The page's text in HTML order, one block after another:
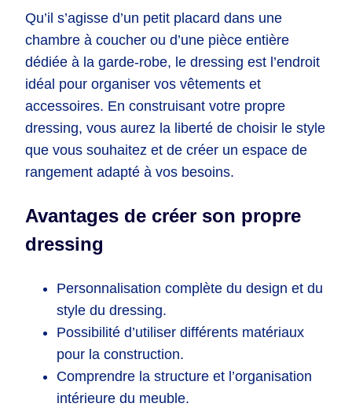
Qu’il s’agisse d’un petit placard dans une
chambre à coucher ou d’une pièce entière
dédiée à la garde-robe, le dressing est l’endroit
idéal pour organiser vos vêtements et
accessoires. En construisant votre propre
dressing, vous aurez la liberté de choisir le style
que vous souhaitez et de créer un espace de
rangement adapté à vos besoins.
Avantages de créer son propre
dressing
Personnalisation complète du design et du
style du dressing.
Possibilité d’utiliser différents matériaux
pour la construction.
Comprendre la structure et l’organisation
intérieure du meuble.